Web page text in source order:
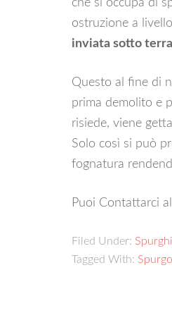
che si occupa di
ostruzione a
inviata sotto
Questo al fine di
prima demolito e
risiede, viene
Solo così si può
fognatura
Puoi Contattarci
Filed Under: Spurghi
Tagged With: